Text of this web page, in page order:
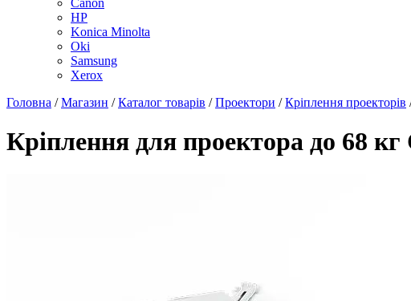
Canon
HP
Konica Minolta
Oki
Samsung
Xerox
Головна /Магазин /Каталог товарів /Проектори /Кріплення проекторів
Кріплення для проектора до 68